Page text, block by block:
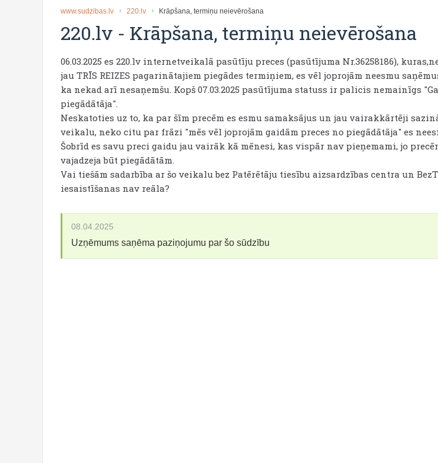
www.sudzibas.lv 220.lv Krāpšana, termiņu neievērošana
220.lv - Krāpšana, termiņu neievērošana
06.03.2025 es 220.lv internetveikalā pasūtīju preces (pasūtījuma Nr.36258186),
jau TRĪS REIZES pagarinātajiem piegādes termiņiem, es vēl joprojām neesmu
ka nekad arī nesaņemšu. Kopš 07.03.2025 pasūtījuma statuss ir palicis nemainīgs
piegādātāja".
Neskatoties uz to, ka par šīm precēm es esmu samaksājus un jau vairakkārtēji
veikalu, neko citu par frāzi "mēs vēl joprojām gaidām preces no piegādātāja" es
Šobrīd es savu preci gaidu jau vairāk kā mēnesi, kas vispār nav pieņemami, jo
vajadzeja būt piegādātām.
Vai tiešām sadarbība ar šo veikalu bez Patērētāju tiesību aizsardzības centra un
iesaistīšanas nav reāla?
08.04.2025
Uzņēmums saņēma paziņojumu par šo sūdzību